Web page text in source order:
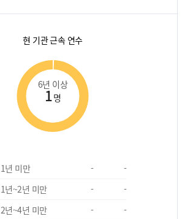
현 기관 근속 연수
6년 이상
1명
1년 미만 -
-
1년~2년 미만
-
-
2년~4년 미만
-
-